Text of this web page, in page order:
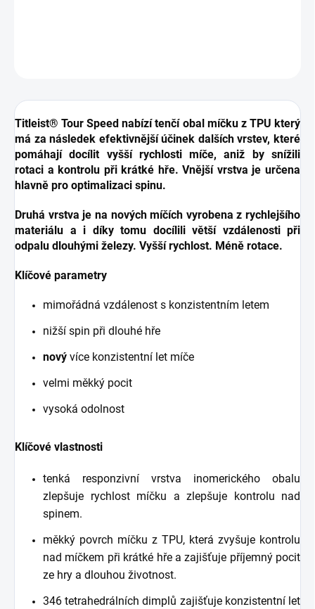
Titleist® Tour Speed nabízí tenčí obal míčku z TPU který
má za následek efektivnější účinek dalších vrstev, které
pomáhají docílit vyšší rychlosti míče, aniž by snížili
rotaci a kontrolu při krátké hře. Vnější vrstva je určena
hlavně pro optimalizaci spinu.
Druhá vrstva je na nových míčích vyrobena z rychlejšího
materiálu a i díky tomu docílili větší vzdálenosti při
odpalu dlouhými železy. Vyšší rychlost. Méně rotace.
Klíčové parametry
mimořádná vzdálenost s konzistentním letem
nižší spin při dlouhé hře
nový více konzistentní let míče
velmi měkký pocit
vysoká odolnost
Klíčové vlastnosti
tenká responzivní vrstva inomerického obalu
zlepšuje rychlost míčku a zlepšuje kontrolu nad
spinem.
měkký povrch míčku z TPU, která zvyšuje kontrolu
nad míčkem při krátké hře a zajišťuje příjemný pocit
ze hry a dlouhou životnost.
346 tetrahedrálních dimplů zajišťuje konzistentní let